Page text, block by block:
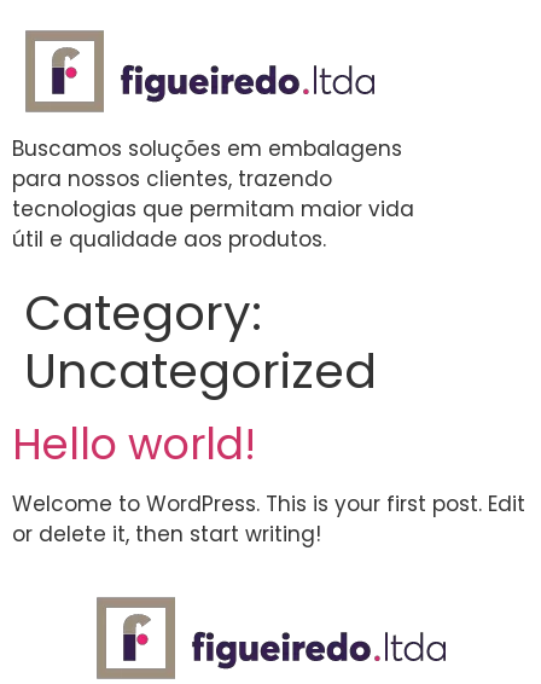
Buscamos soluções em embalagens
para nossos clientes, trazendo
tecnologias que permitam maior vida
útil e qualidade aos produtos.
Category:
Uncategorized
Hello world!
Welcome to WordPress. This is your first post. Edit
or delete it, then start writing!